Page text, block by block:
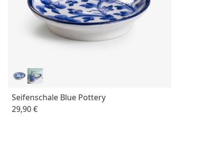
Seifenschale Blue Pottery
29,90 €